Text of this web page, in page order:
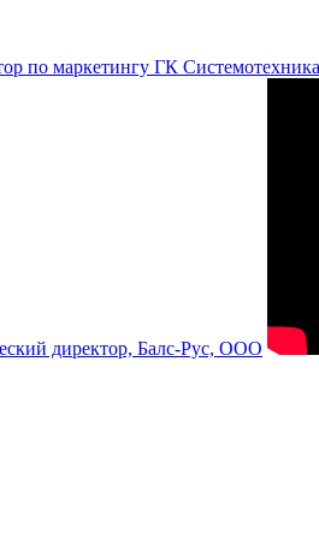
по маркетингу ГК Системотехника
директор, Балс-Рус, ООО